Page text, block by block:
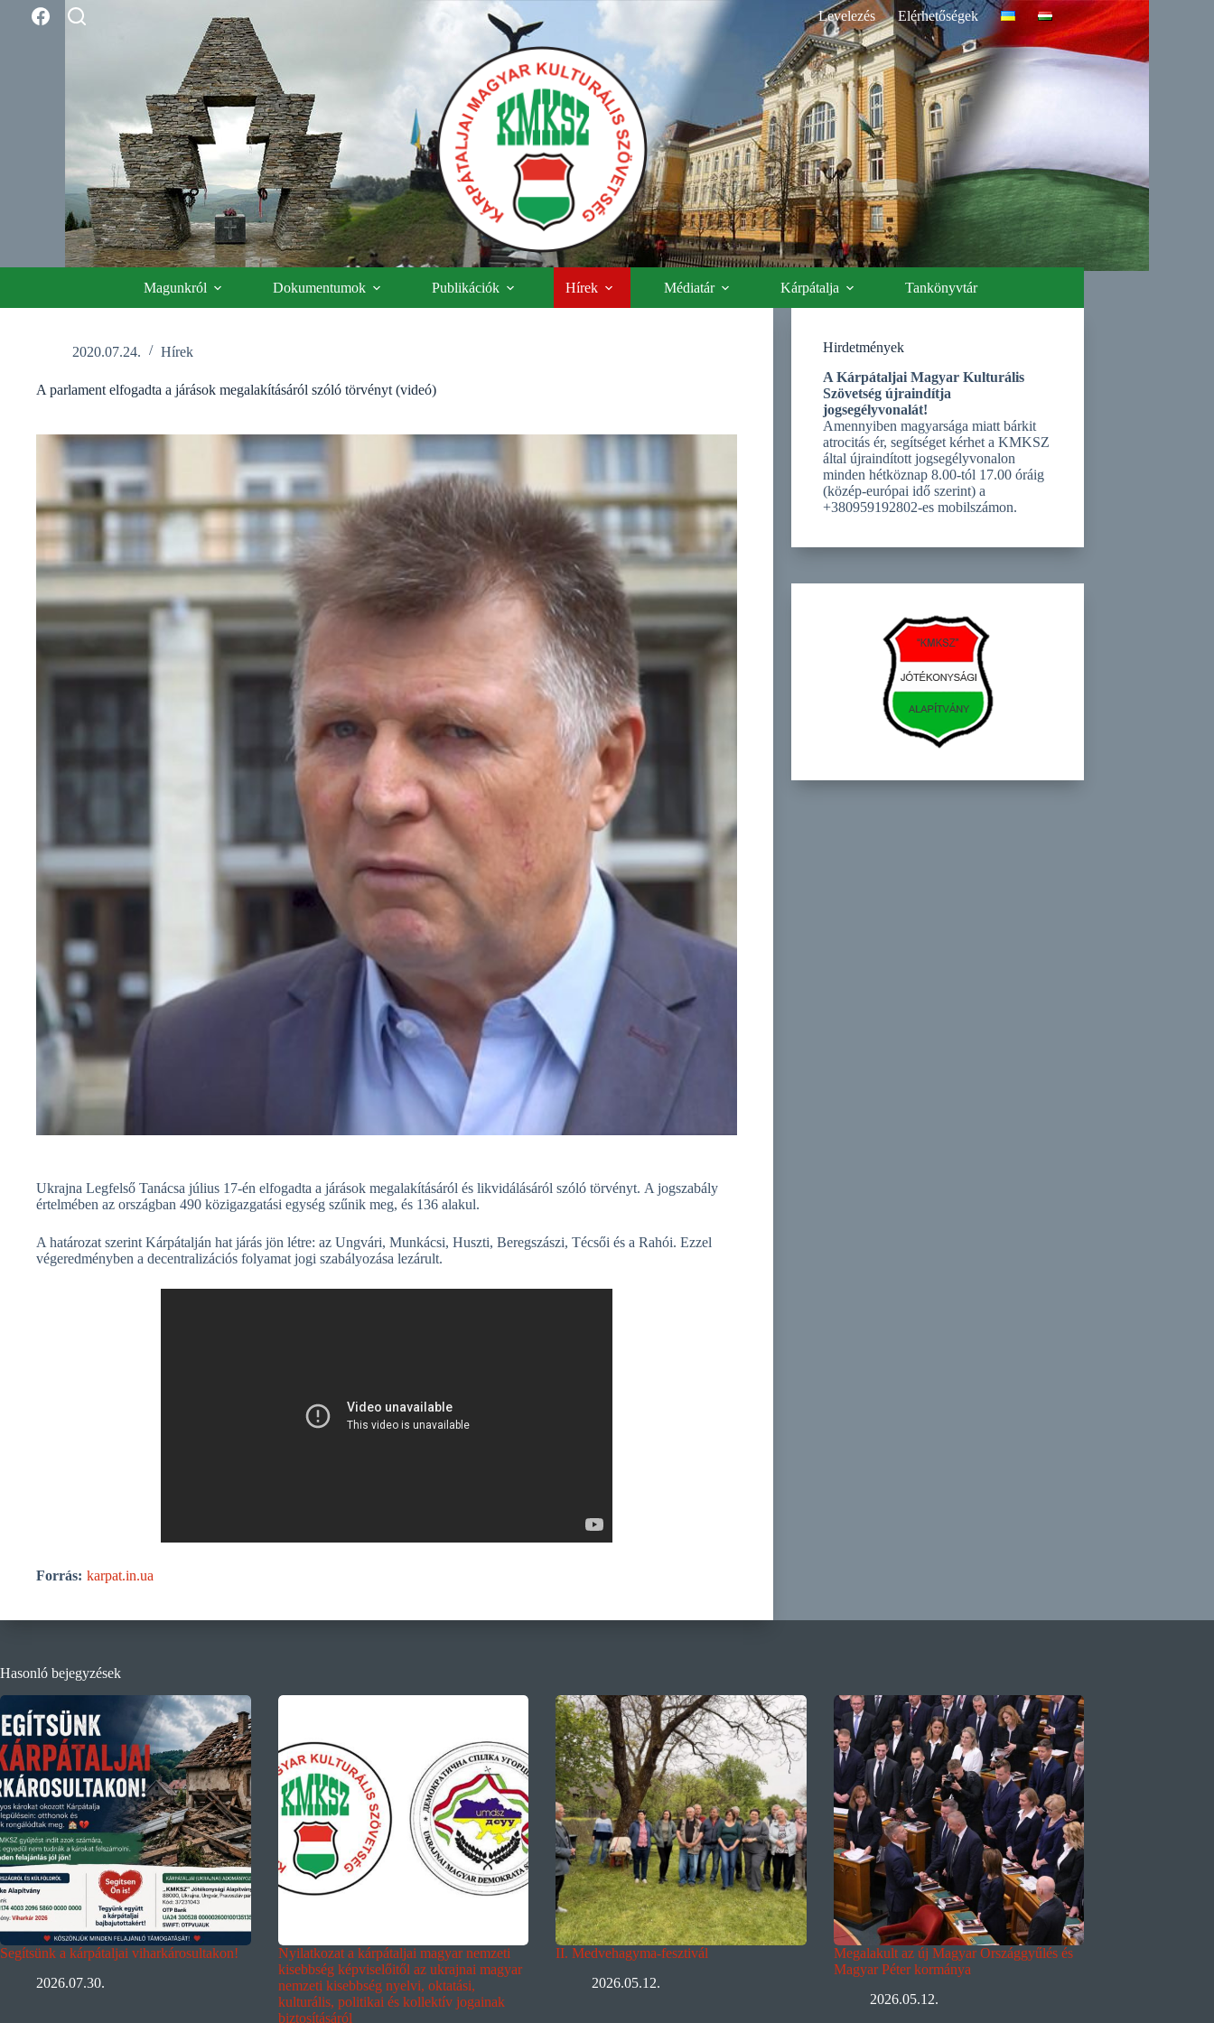
Levelezés Elérhetőségek
Magunkról Dokumentumok Publikációk Hírek Médiatár Kárpátalja Tankönyvtár
2020.07.24. Hírek
A parlament elfogadta a járások megalakításáról szóló törvényt (videó)
Ukrajna Legfelső Tanácsa július 17-én elfogadta a járások megalakításáról és likvidálásáról szóló törvényt. A jogszabály
értelmében az országban 490 közigazgatási egység szűnik meg, és 136 alakul.
A határozat szerint Kárpátalján hat járás jön létre: az Ungvári, Munkácsi, Huszti, Beregszászi, Técsői és a Rahói. Ezzel
végeredményben a decentralizációs folyamat jogi szabályozása lezárult.
Forrás: karpat.in.ua
Hirdetmények
A Kárpátaljai Magyar Kulturális
Szövetség újraindítja
jogsegélyvonalát!
Amennyiben magyarsága miatt bárkit
atrocitás ér, segítséget kérhet a KMKSZ
által újraindított jogsegélyvonalon
minden hétköznap 8.00-tól 17.00 óráig
(közép-európai idő szerint) a
+380959192802-es mobilszámon.
Hasonló bejegyzések
Segítsünk a kárpátaljai viharkárosultakon!
2026.07.30.
Nyilatkozat a kárpátaljai magyar nemzeti
kisebbség képviselőitől az ukrajnai magyar
nemzeti kisebbség nyelvi, oktatási,
kulturális, politikai és kollektív jogainak
biztosításáról
II. Medvehagyma-fesztivál
2026.05.12.
Megalakult az új Magyar Országgyűlés és
Magyar Péter kormánya
2026.05.12.